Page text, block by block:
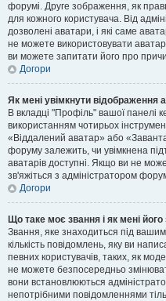
форумі. Друге зображення, як
для кожного користувача. Від
дозволені аватари, і які саме
не можете використовувати
ви можете запитати його про
Догори
Як мені увімкнути відображення
В вкладці "Профіль" вашої панелі
використанням чотирьох
«Віддалений аватар» або
форуму залежить, чи увімкнена
аватарів доступні. Якщо ви не
зв'яжіться з адміністратором
Догори
Що таке моє звання і як мені його
Звання, яке знаходиться під
кількість повідомлень, яку ви
певних користувачів, таких, як
не можете безпосередньо
вони встановлюються
непотрібними повідомленнями